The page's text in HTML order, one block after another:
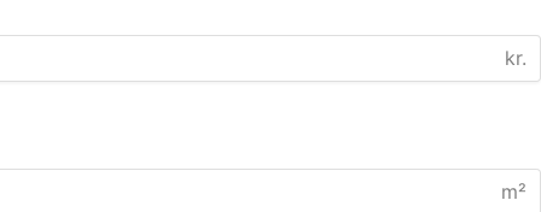
kr.
m²